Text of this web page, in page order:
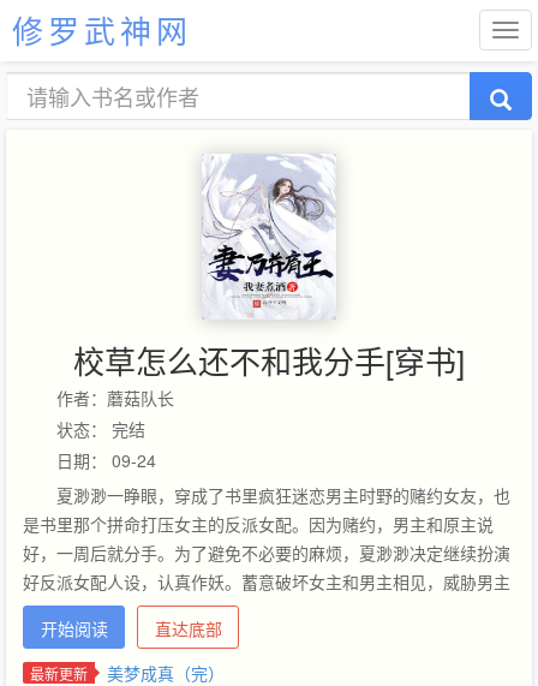
修罗武神网
校草怎么还不和我分手[穿书]
作者：蘑菇队长
状态： 完结
日期： 09-24
夏渺渺一睁眼，穿成了书里疯狂迷恋男主时野的赌约女友，也
是书里那个拼命打压女主的反派女配。因为赌约，男主和原主说
好，一周后就分手。为了避免不必要的麻烦，夏渺渺决定继续扮演
好反派女配人设，认真作妖。蓄意破坏女主和男主相见，威胁男主
去给她拿钱包；弄坏了男主的爱车，自告奋勇要给他修车，导致车
子彻底报废；凌晨三点疯狂骚扰有起床气的男主，要他去给她买早
餐。可为什么——男主拿到钱包后，看着钱包里的他的照片，给了
开始阅读 直达底部
最新更新 美梦成真（完）